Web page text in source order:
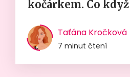
kočárkem. Co
Taťána Kročková
7 minut čtení